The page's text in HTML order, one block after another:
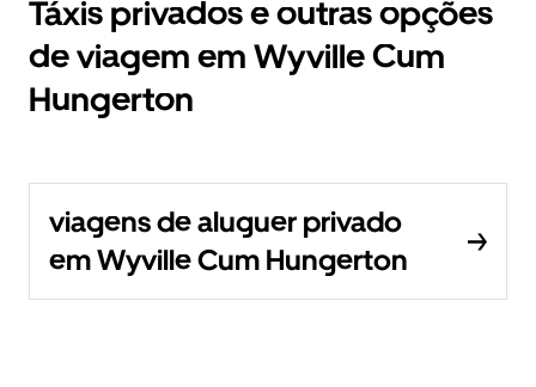
Táxis privados e outras opções
de viagem em Wyville Cum
Hungerton
viagens de aluguer privado
em Wyville Cum Hungerton